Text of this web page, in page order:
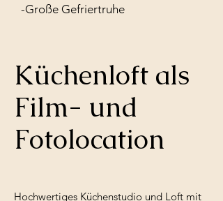
-Große Gefriertruhe
Küchenloft als
Film- und
Fotolocation
Hochwertiges Küchenstudio und Loft mit